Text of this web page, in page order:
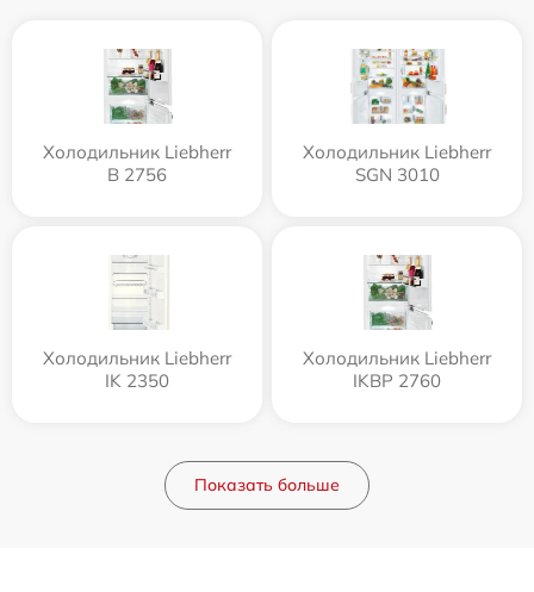
Холодильник Liebherr
B 2756
Холодильник Liebherr
SGN 3010
Холодильник Liebherr
IK 2350
Холодильник Liebherr
IKBP 2760
Показать больше